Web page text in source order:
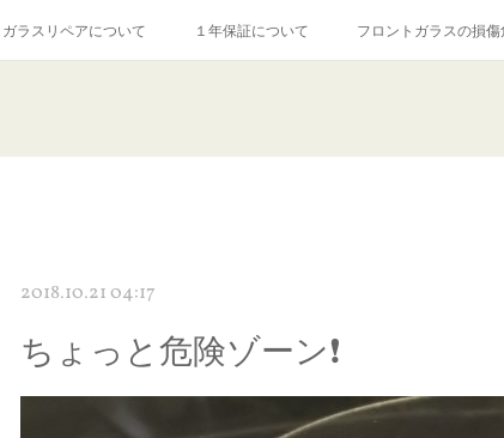
ガラスリペアについて １年保証について フロントガラスの損
2018.10.21 04:17
ちょっと危険ゾーン❗